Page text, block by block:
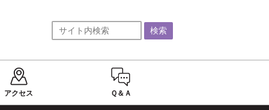
アクセス Ｑ＆Ａ